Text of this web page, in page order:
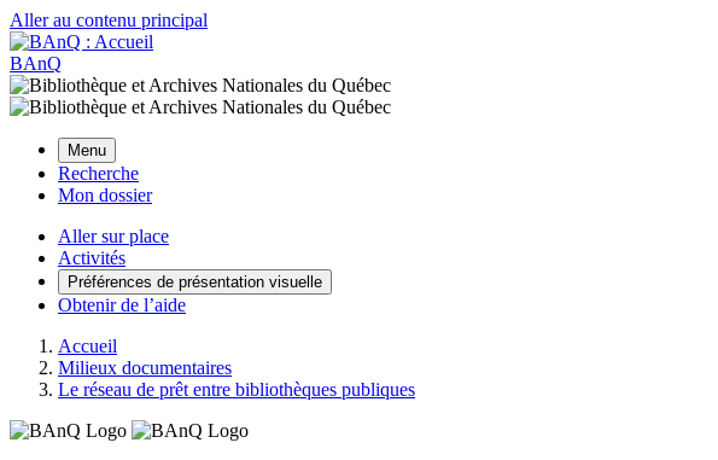
Aller au contenu principal
BAnQ
Menu
Recherche
Mon dossier
Aller sur place
Activités
Préférences de présentation visuelle
Obtenir de l’aide
Accueil
Milieux documentaires
Le réseau de prêt entre bibliothèques publiques